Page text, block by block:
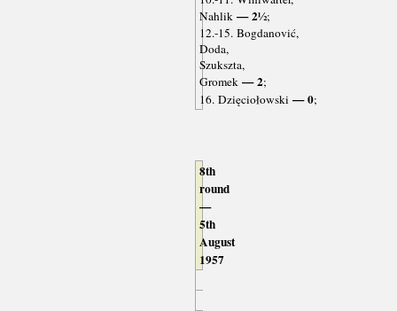
Nahlik— 2½;
12.-15. Bogdanović,
Doda,
Szukszta,
Gromek— 2;
16. Dzięciołowski — 0;
8th
round
—
5th
August
1957